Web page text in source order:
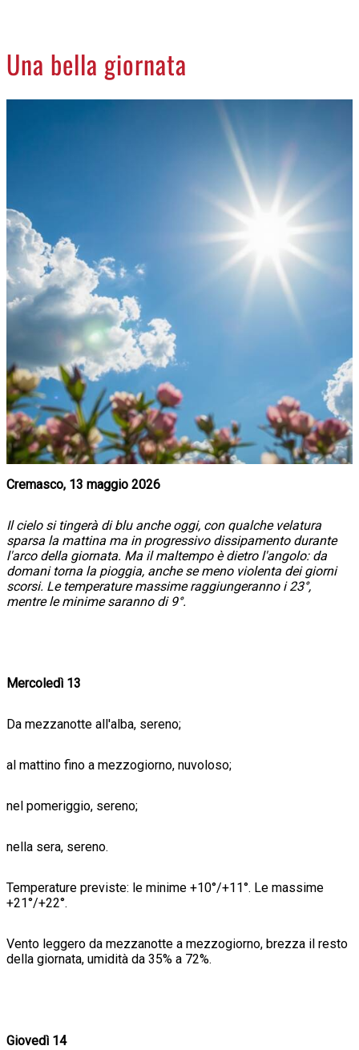
LA PIAZZA
ANIMALI
Una bella giornata
Cremasco, 13 maggio 2026
Il cielo si tingerà di blu anche oggi, con qualche velatura
sparsa la mattina ma in progressivo dissipamento durante
l'arco della giornata. Ma il maltempo è dietro l'angolo: da
domani torna la pioggia, anche se meno violenta dei giorni
scorsi. Le temperature massime raggiungeranno i 23°,
mentre le minime saranno di 9°.
Mercoledì 13
Da mezzanotte all'alba, sereno;
al mattino fino a mezzogiorno, nuvoloso;
nel pomeriggio, sereno;
nella sera, sereno.
Temperature previste: le minime +10°/+11°. Le massime
+21°/+22°.
Vento leggero da mezzanotte a mezzogiorno, brezza il resto
della giornata, umidità da 35% a 72%.
Giovedì 14